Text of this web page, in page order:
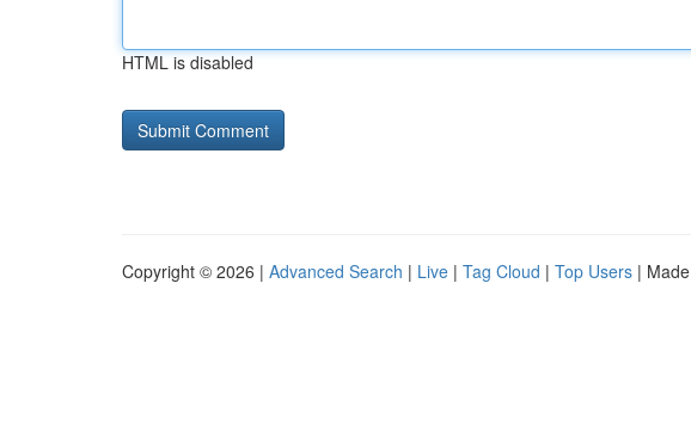
HTML is disabled
Copyright © 2026 | Advanced Search | Live | Tag Cloud | Top Users |